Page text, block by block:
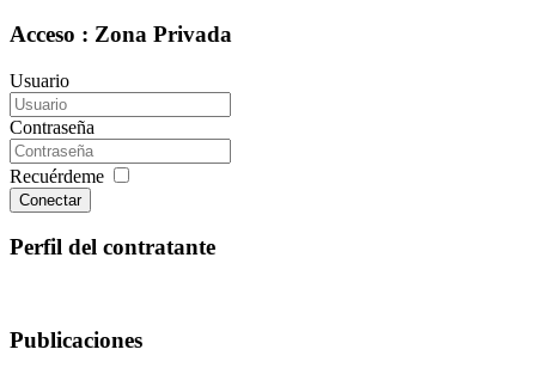
Acceso : Zona Privada
Usuario
Contraseña
Recuérdeme
Conectar
Perfil del contratante
Publicaciones